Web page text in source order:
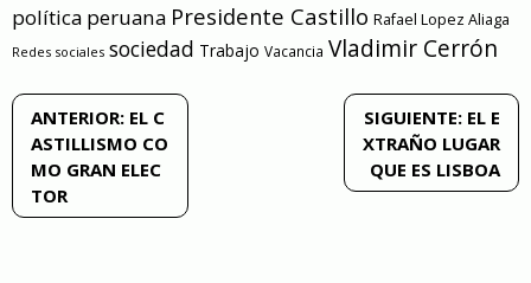
política peruana Presidente Castillo Rafael Lopez Aliaga
Redes sociales sociedad Trabajo Vacancia Vladimir Cerrón
Navegación
de
entradas
ANTERIOR: EL C
ASTILLISMO CO
MO GRAN ELEC
TOR
SIGUIENTE: EL E
XTRAÑO LUGAR
QUE ES LISBOA